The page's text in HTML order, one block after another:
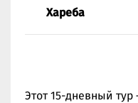
Хареба
Этот 15-дневный